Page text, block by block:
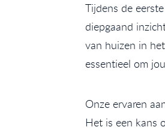
Tijdens de
diepgaand
van huizen in
essentieel om
Onze ervaren
Het is een kans